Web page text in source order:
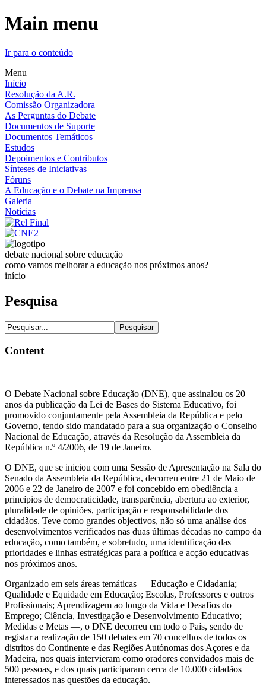
Main menu
Ir para o conteúdo
Menu
Início
Resolução da A.R.
Comissão Organizadora
As Perguntas do Debate
Documentos de Suporte
Documentos Temáticos
Estudos
Depoimentos e Contributos
Sínteses de Iniciativas
Fóruns
A Educação e o Debate na Imprensa
Galeria
Notícias
debate nacional sobre educação
como vamos melhorar a educação nos próximos anos?
início
Pesquisa
Content
O Debate Nacional sobre Educação (DNE), que assinalou os 20
anos da publicação da Lei de Bases do Sistema Educativo, foi
promovido conjuntamente pela Assembleia da República e pelo
Governo, tendo sido mandatado para a sua organização o Conselho
Nacional de Educação, através da Resolução da Assembleia da
República n.º 4/2006, de 19 de Janeiro.
O DNE, que se iniciou com uma Sessão de Apresentação na Sala do
Senado da Assembleia da República, decorreu entre 21 de Maio de
2006 e 22 de Janeiro de 2007 e foi concebido em obediência a
princípios de democraticidade, transparência, abertura ao exterior,
pluralidade de opiniões, participação e responsabilidade dos
cidadãos. Teve como grandes objectivos, não só uma análise dos
desenvolvimentos verificados nas duas últimas décadas no campo da
educação, como também, e sobretudo, uma identificação das
prioridades e linhas estratégicas para a política e acção educativas
nos próximos anos.
Organizado em seis áreas temáticas — Educação e Cidadania;
Qualidade e Equidade em Educação; Escolas, Professores e outros
Profissionais; Aprendizagem ao longo da Vida e Desafios do
Emprego; Ciência, Investigação e Desenvolvimento Educativo;
Medidas e Metas —, o DNE decorreu em todo o País, sendo de
registar a realização de 150 debates em 70 concelhos de todos os
distritos do Continente e das Regiões Autónomas dos Açores e da
Madeira, nos quais intervieram como oradores convidados mais de
500 pessoas, e dos quais participaram cerca de 10.000 cidadãos
interessados nas questões da educação.